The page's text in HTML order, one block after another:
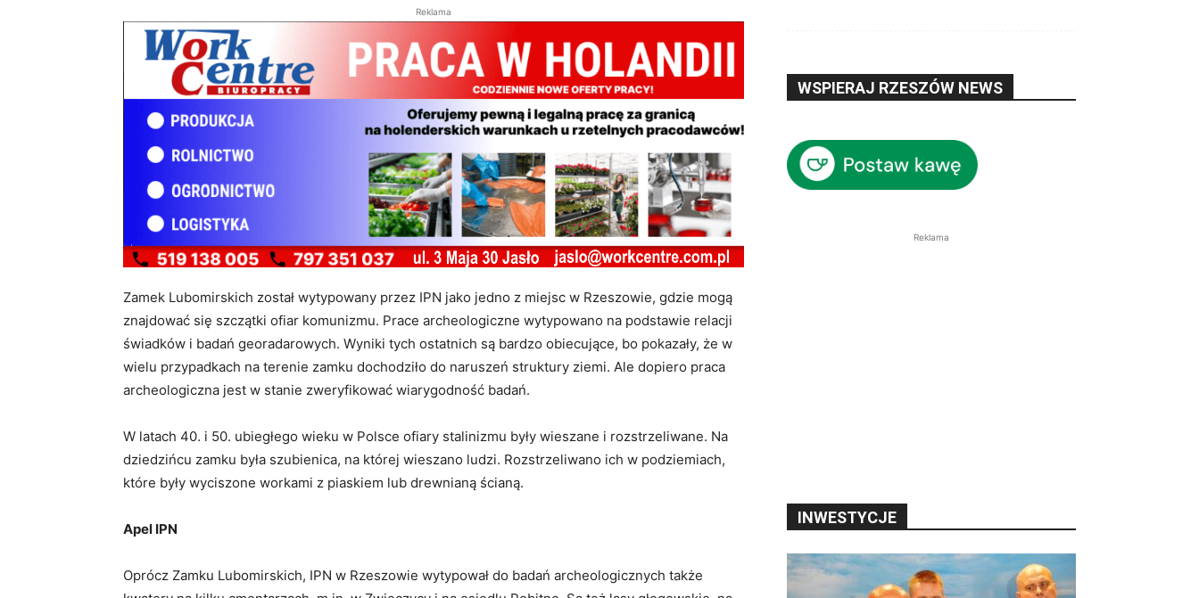
Reklama
Zamek Lubomirskich został wytypowany przez IPN jako jedno z miejsc w Rzeszowie, gdzie mogą
znajdować się szczątki ofiar komunizmu. Prace archeologiczne wytypowano na podstawie relacji
świadków i badań georadarowych. Wyniki tych ostatnich są bardzo obiecujące, bo pokazały, że w
wielu przypadkach na terenie zamku dochodziło do naruszeń struktury ziemi. Ale dopiero praca
archeologiczna jest w stanie zweryfikować wiarygodność badań.
W latach 40. i 50. ubiegłego wieku w Polsce ofiary stalinizmu były wieszane i rozstrzeliwane. Na
dziedzińcu zamku była szubienica, na której wieszano ludzi. Rozstrzeliwano ich w podziemiach,
które były wyciszone workami z piaskiem lub drewnianą ścianą.
Apel IPN
Oprócz Zamku Lubomirskich, IPN w Rzeszowie wytypował do badań archeologicznych także
WSPIERAJ RZESZÓW NEWS
Reklama
INWESTYCJE